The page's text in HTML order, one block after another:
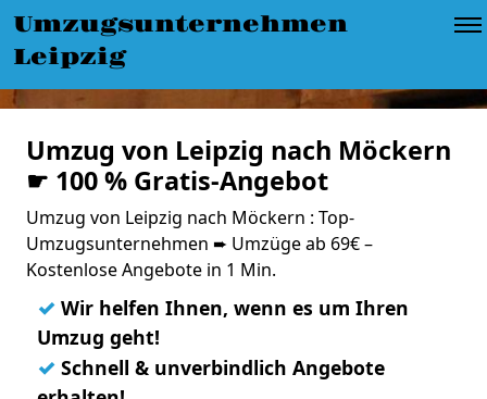
Umzugsunternehmen
Leipzig
Umzug von Leipzig nach Möckern
☛ 100 % Gratis-Angebot
Umzug von Leipzig nach Möckern : Top-
Umzugsunternehmen ➨ Umzüge ab 69€ –
Kostenlose Angebote in 1 Min.
✓ Wir helfen Ihnen, wenn es um Ihren
Umzug geht!
✓ Schnell & unverbindlich Angebote